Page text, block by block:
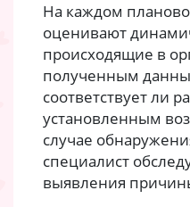
На каждом
оценивают
происходящие в
полученным
соответствует ли
установленным
случае
специалист
выявления